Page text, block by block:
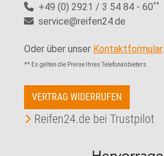
+49 (0) 2921 / 3 54 84 - 60**
service@reifen24.de
Oder über unser Kontaktformular.
** Es gelten die Preise Ihres Telefonanbieters
VERTRAG WIDERRUFEN
Reifen24.de bei Trustpilot